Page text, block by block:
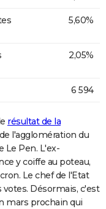
5,60%
2,05%
6 594
résultat de la
l'agglomération du
Le Pen. L'ex-
y coiffe au poteau,
Le chef de l'Etat
Désormais, c'est
mars prochain qui